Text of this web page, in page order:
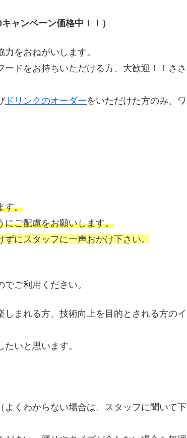
キャンペーン価格中！！）
をおねがいします。
ドをお持ちいただける方、大歓迎！！ささ
ドリンクのオーダーをいただけた方のみ、ワ
す。
にご配慮をお願いします。
にスタッフに一声おかけ下さい。
ご利用ください。
まれる方、技術向上を目的とされる方のイ
いと思います。
（よくわからない場合は、スタッフに聞いて下